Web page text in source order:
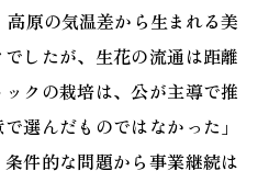
原の気温差から生まれる美
したが、生花の流通は距離
クの栽培は、公が主導で推
選んだものではなかった」
件的な問題から事業継続は